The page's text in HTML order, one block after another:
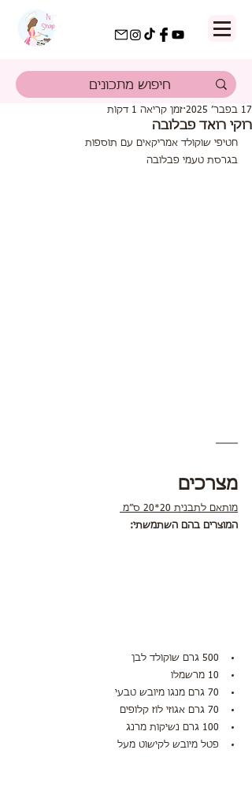
רוקי רואד פבלובה
17 בפבר׳ 2025 זמן קריאה 1 דקות
חטיפי שוקולד אמריקאים עם תוספות
בגרסת טעמי פבלובה
מצרכים
מותאם לתבנית 20*20 ס״מ
המוצרים בהם השתמשתי:
500 גרם שוקולד לבן
10 מרשמלו
70 גרם מנגו מיובש טבעי
70 גרם אגוזי לוז קלופים
100 גרם נשיקות מרנג
פטל מיובש לקישוט מעל